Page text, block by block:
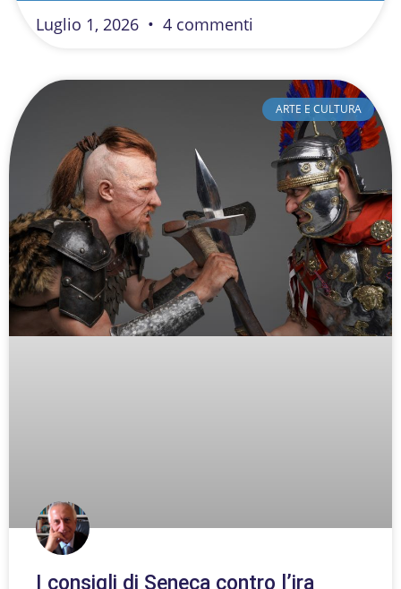
Luglio 1, 2026 4 commenti
ARTE E CULTURA
I consigli di Seneca contro l’ira